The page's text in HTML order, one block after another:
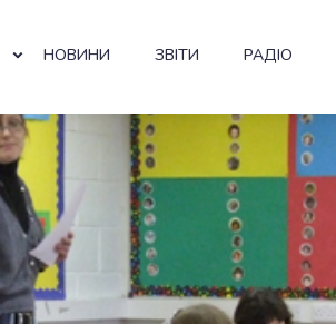
НОВИНИ ЗВІТИ РАДІО